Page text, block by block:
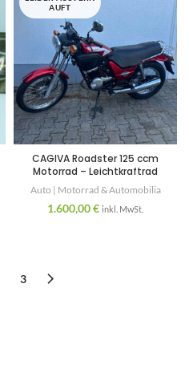
AUFT
CAGIVA Roadster 125 ccm
Motorrad – Leichtkraftrad
Auto | Motorrad & Automobilia
1.600,00€ inkl. MwSt.
3